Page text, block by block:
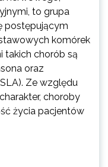
to grupa
postępującym
komórek
takich chorób są
oraz
Ze względu
choroby
życia pacjentów